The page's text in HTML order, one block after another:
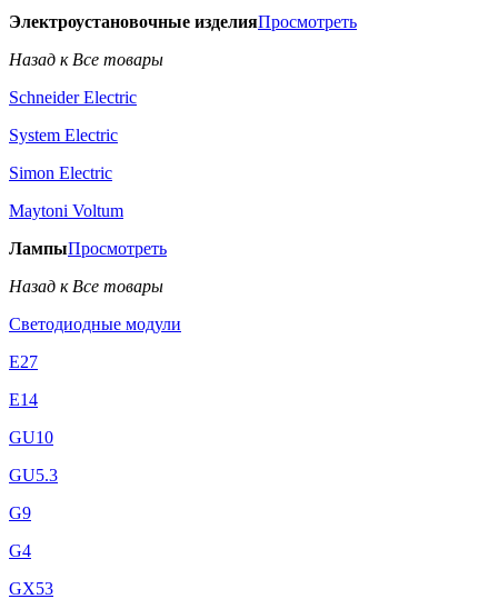
Электроустановочные изделияПросмотреть
Назад к Все товары
Schneider Electric
System Electric
Simon Electric
Maytoni Voltum
ЛампыПросмотреть
Назад к Все товары
Светодиодные модули
E27
E14
GU10
GU5.3
G9
G4
GX53